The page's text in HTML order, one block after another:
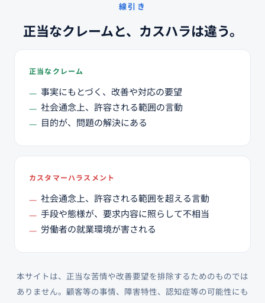
線引き
正当なクレームと、カスハラは違う。
正当なクレーム
事実にもとづく、改善や対応の要望
社会通念上、許容される範囲の言動
目的が、問題の解決にある
カスタマーハラスメント
社会通念上、許容される範囲を超える言動
手段や態様が、要求内容に照らして不相当
労働者の就業環境が害される
本サイトは、正当な苦情や改善要望を排除するためのものでは
ありません。顧客等の事情、障害特性、認知症等の可能性にも